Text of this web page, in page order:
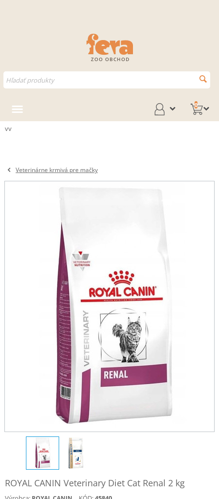
ZOO OBCHOD
0
vv
Veterinárne krmivá pre mačky
ROYAL CANIN Veterinary Diet Cat Renal 2 kg